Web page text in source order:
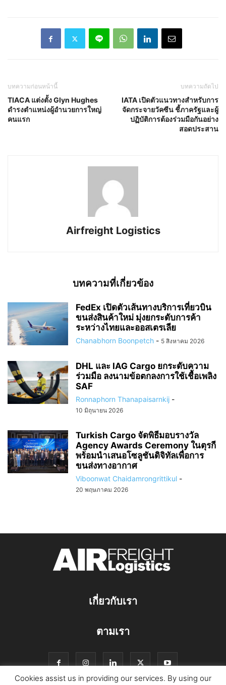
บทความก่อนหน้านี้
TIACA แต่งตั้ง Glyn Hughes
ดำรงตำแหน่งผู้อำนวยการใหญ่
คนแรก
บทความถัดไป
IATA เปิดตัวแนวทางสำหรับการ
จัดกระจายวัคซีน ชี้ภาครัฐและผู้
ปฏิบัติการต้องร่วมมือกันอย่าง
สอดประสาน
Airfreight Logistics
บทความที่เกี่ยวข้อง
FedEx เปิดตัวเส้นทางบริการเที่ยวบิน
ขนส่งสินค้าใหม่ มุ่งยกระดับการค้า
ระหว่างไทยและออสเตรเลีย
Chanabhorn Boonpetch - 5 สิงหาคม 2026
DHL และ IAG Cargo ยกระดับความ
ร่วมมือ ลงนามข้อตกลงการใช้เชื้อเพลิง
SAF
Ronnaphorn Thanapaisarnkij -
10 มิถุนายน 2026
Turkish Cargo จัดพิธีมอบรางวัล
Agency Awards Ceremony ในตุรกี
พร้อมนำเสนอโซลูชันดิจิทัลเพื่อการ
ขนส่งทางอากาศ
Viboonwat Chaidamrongrittikul -
20 พฤษภาคม 2026
เกี่ยวกับเรา
ตามเรา
Cookies assist us in providing our services. By using our